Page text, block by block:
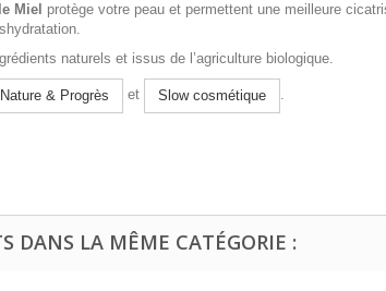
Miel protège votre peau et permettent une meilleure
naturels et issus de l’agriculture biologique.
Nature & Progrès et Slow cosmétique .
DANS LA MÊME CATÉGORIE :